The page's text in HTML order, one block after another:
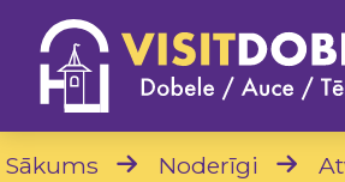
Sākums Noderīgi